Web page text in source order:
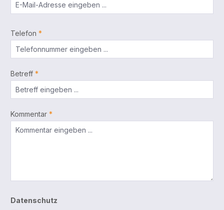
Telefon *
Betreff *
Kommentar *
Datenschutz